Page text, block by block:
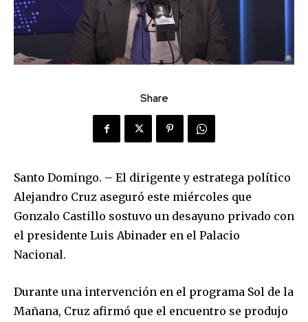
Share
Santo Domingo. – El dirigente y estratega político
Alejandro Cruz aseguró este miércoles que
Gonzalo Castillo sostuvo un desayuno privado con
el presidente Luis Abinader en el Palacio
Nacional.
Durante una intervención en el programa Sol de la
Mañana, Cruz afirmó que el encuentro se produjo